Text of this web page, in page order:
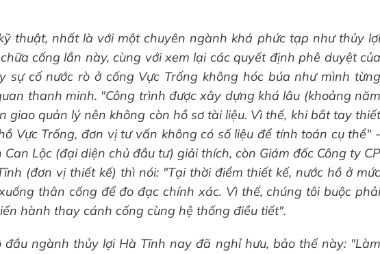
thuật, nhất là với một chuyên ngành khá phức tạp như thủy lợi
cống lần này, cùng với xem lại các quyết định phê duyệt của
cố nước rò ở cống Vực Trống không hóc búa như mình từng
thanh minh. "Công trình được xây dựng khá lâu (khoảng năm
giao quản lý nên không còn hồ sơ tài liệu. Vì thế, khi bắt tay thiết
Vực Trống, đơn vị tư vấn không có số liệu để tính toán cụ thể" -
Lộc (đại diện chủ đầu tư) giải thích, còn Giám đốc Công ty CP
(đơn vị thiết kế) thì nói: "Tại thời điểm thiết kế, nước hồ ở mức
thân cống để đo đạc chính xác. Vì thế, chúng tôi buộc phải
hành thay cánh cống cùng hệ thống điều tiết".
ngành thủy lợi Hà Tĩnh nay đã nghỉ hưu, bảo thế này: "Làm